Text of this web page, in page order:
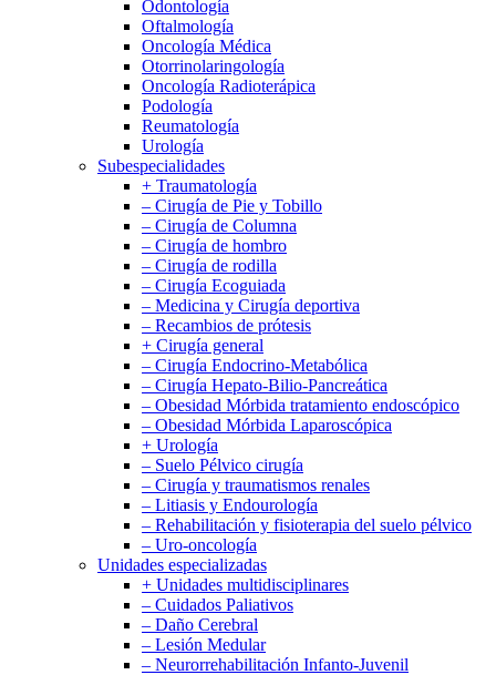
Odontología
Oftalmología
Oncología Médica
Otorrinolaringología
Oncología Radioterápica
Podología
Reumatología
Urología
Subespecialidades
+ Traumatología
– Cirugía de Pie y Tobillo
– Cirugía de Columna
– Cirugía de hombro
– Cirugía de rodilla
– Cirugía Ecoguiada
– Medicina y Cirugía deportiva
– Recambios de prótesis
+ Cirugía general
– Cirugía Endocrino-Metabólica
– Cirugía Hepato-Bilio-Pancreática
– Obesidad Mórbida tratamiento endoscópico
– Obesidad Mórbida Laparoscópica
+ Urología
– Suelo Pélvico cirugía
– Cirugía y traumatismos renales
– Litiasis y Endourología
– Rehabilitación y fisioterapia del suelo pélvico
– Uro-oncología
Unidades especializadas
+ Unidades multidisciplinares
– Cuidados Paliativos
– Daño Cerebral
– Lesión Medular
– Neurorrehabilitación Infanto-Juvenil